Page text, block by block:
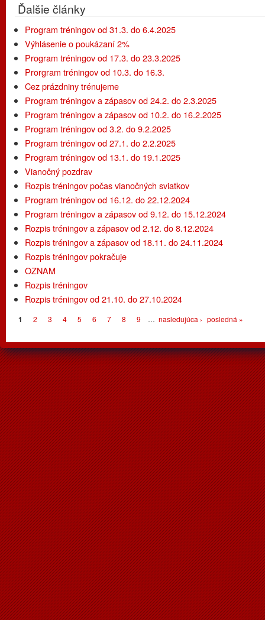
Ďalšie články
Program tréningov od 31.3. do 6.4.2025
Výhlásenie o poukázaní 2%
Program tréningov od 17.3. do 23.3.2025
Prorgram tréningov od 10.3. do 16.3.
Cez prázdniny trénujeme
Program tréningov a zápasov od 24.2. do 2.3.2025
Program tréningov a zápasov od 10.2. do 16.2.2025
Program tréningov od 3.2. do 9.2.2025
Program tréningov od 27.1. do 2.2.2025
Program tréningov od 13.1. do 19.1.2025
Vianočný pozdrav
Rozpis tréningov počas vianočných sviatkov
Program tréningov od 16.12. do 22.12.2024
Program tréningov a zápasov od 9.12. do 15.12.2024
Rozpis tréningov a zápasov od 2.12. do 8.12.2024
Rozpis tréningov a zápasov od 18.11. do 24.11.2024
Rozpis tréningov pokračuje
OZNAM
Rozpis tréningov
Rozpis tréningov od 21.10. do 27.10.2024
Stránky
1 2 3 4 5 6 7 8 9 … nasledujúca › posledná »